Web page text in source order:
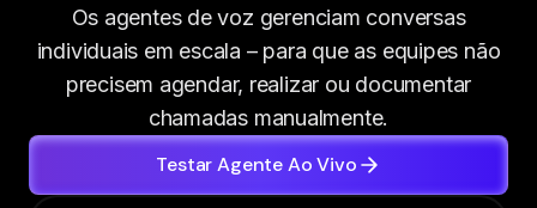
Os agentes de voz gerenciam conversas
individuais em escala – para que as equipes não
precisem agendar, realizar ou documentar
chamadas manualmente.
Testar Agente Ao Vivo